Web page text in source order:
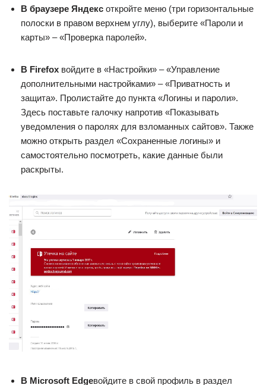
В браузере Яндекс откройте меню (три горизонтальные
полоски в правом верхнем углу), выберите «Пароли и
карты» – «Проверка паролей».
В Firefox войдите в «Настройки» – «Управление
дополнительными настройками» – «Приватность и
защита». Пролистайте до пункта «Логины и пароли».
Здесь поставьте галочку напротив «Показывать
уведомления о паролях для взломанных сайтов». Также
можно открыть раздел «Сохраненные логины» и
самостоятельно посмотреть, какие данные были
раскрыты.
В Microsoft Edgeвойдите в свой профиль в раздел